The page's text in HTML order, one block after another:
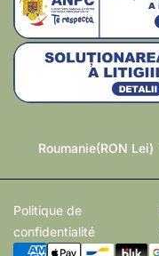
Roumanie (RON Lei)
Politique de
confidentialité